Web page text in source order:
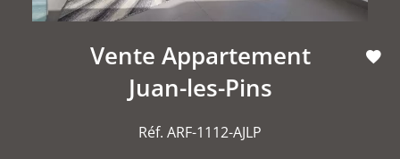
Vente Appartement
Juan-les-Pins
Réf. ARF-1112-AJLP